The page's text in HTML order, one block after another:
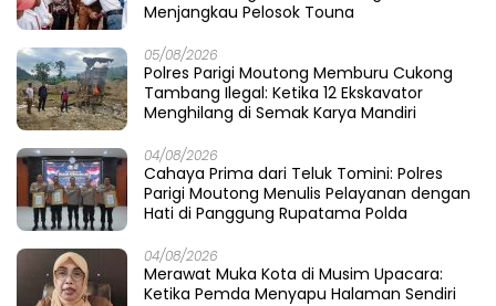
Menjangkau Pelosok Touna
05/08/2026
Polres Parigi Moutong Memburu Cukong
Tambang Ilegal: Ketika 12 Ekskavator
Menghilang di Semak Karya Mandiri
04/08/2026
Cahaya Prima dari Teluk Tomini: Polres
Parigi Moutong Menulis Pelayanan dengan
Hati di Panggung Rupatama Polda
04/08/2026
Merawat Muka Kota di Musim Upacara:
Ketika Pemda Menyapu Halaman Sendiri